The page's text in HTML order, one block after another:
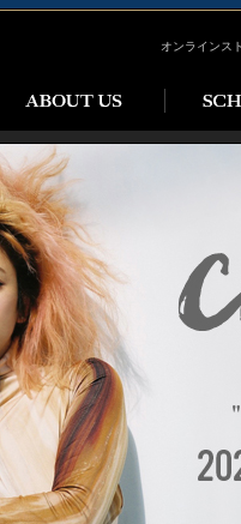
オンラインス